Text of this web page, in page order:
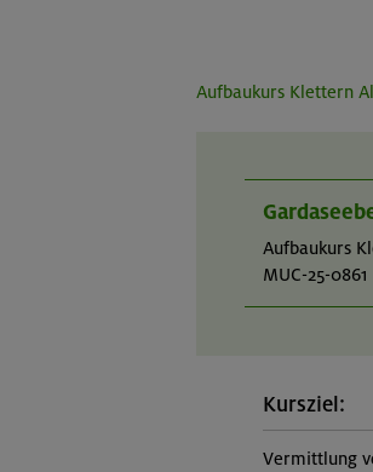
Aufbaukurs Klettern
Aufbaukurs
MUC-25-0861
Kursziel:
Vermittlung